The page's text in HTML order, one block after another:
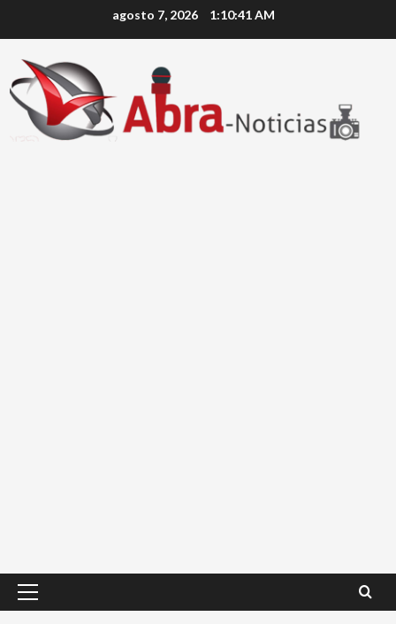
agosto 7, 2026 1:10:41 AM
Menú